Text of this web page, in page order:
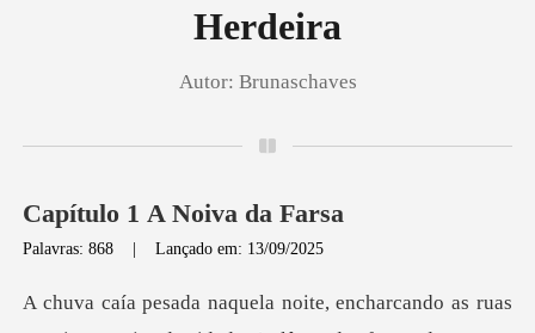
Herdeira
Autor: Brunaschaves
Capítulo 1 A Noiva da Farsa
Palavras: 868 |Lançado em: 13/09/2025